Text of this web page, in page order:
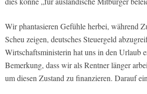
Wir phantasieren Gefühle herbei, während
Scheu zeigen, deutsches Steuergeld
Wirtschaftsministerin hat uns in den Urlaub
Bemerkung, dass wir als Rentner länger
um diesen Zustand zu finanzieren. Darauf